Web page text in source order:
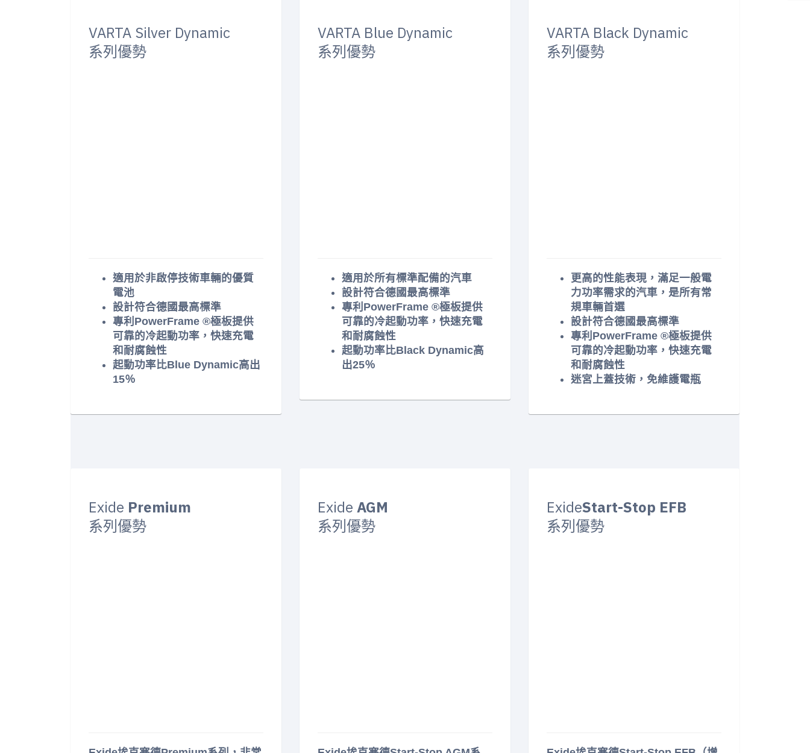
VARTA Silver Dynamic
系列優勢
適用於非啟停技術車輛的優質
電池
設計符合德國最高標準
專利PowerFrame ®極板提供
可靠的冷起動功率，快速充電
和耐腐蝕性
起動功率比Blue Dynamic高出
15％
VARTA Blue Dynamic
系列優勢
適用於所有標準配備的汽車
設計符合德國最高標準
專利PowerFrame ®極板提供
可靠的冷起動功率，快速充電
和耐腐蝕性
起動功率比Black Dynamic高
出25％
VARTA Black Dynamic
系列優勢
更高的性能表現，滿足一般電
力功率需求的汽車，是所有常
規車輛首選
設計符合德國最高標準
專利PowerFrame ®極板提供
可靠的冷起動功率，快速充電
和耐腐蝕性
迷宮上蓋技術，免維護電瓶
Exide Premium
系列優勢
Exide AGM
系列優勢
ExideStart-Stop EFB
系列優勢